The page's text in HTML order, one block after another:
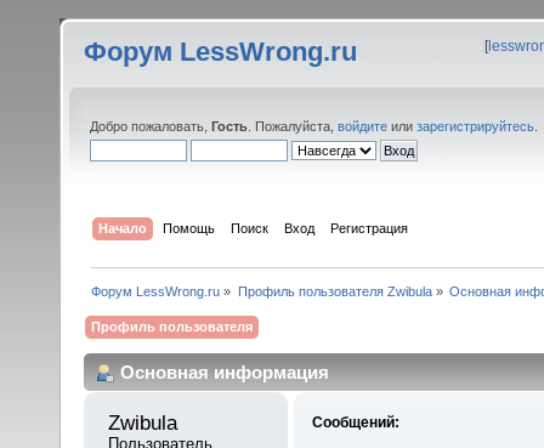
Форум LessWrong.ru [
Добро пожаловать, Гость . Пожалуйста, войдите или зарегистрируйтесь
Начало Помощь Поиск Вход Регистрация
Форум LessWrong.ru » Профиль пользователя Zwibula» Основная
Профиль пользователя
Основная информация
Zwibula
Пользователь
Сообщений: